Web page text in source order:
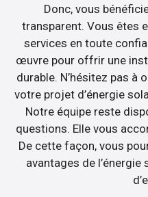
Donc, vous
transparent. Vous êtes
services en toute
œuvre pour offrir une
durable. N’hésitez pas à
votre projet d’énergie
Notre équipe reste
questions. Elle vous
De cette façon, vous
avantages de